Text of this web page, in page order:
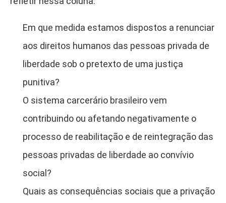
Em que medida estamos dispostos a renunciar
aos direitos humanos das pessoas privada de
liberdade sob o pretexto de uma justiça
punitiva?
O sistema carcerário brasileiro vem
contribuindo ou afetando negativamente o
processo de reabilitação e de reintegração das
pessoas privadas de liberdade ao convívio
social?
Quais as consequências sociais que a privação